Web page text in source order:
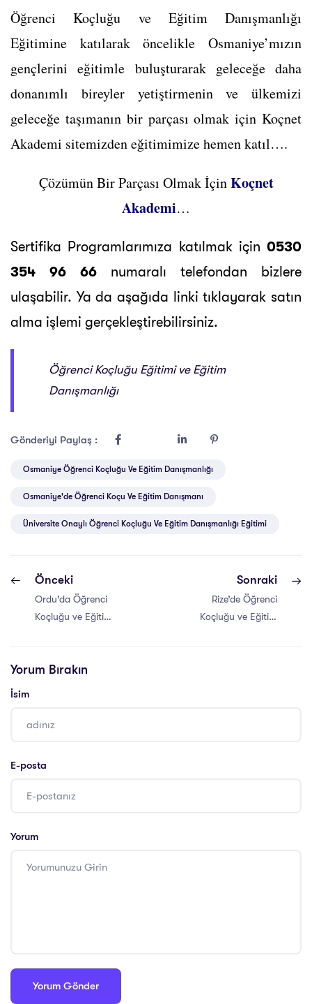
Öğrenci Koçluğu ve Eğitim Danışmanlığı
Eğitimine katılarak öncelikle Osmaniye’mızın
gençlerini eğitimle buluşturarak geleceğe daha
donanımlı bireyler yetiştirmenin ve ülkemizi
geleceğe taşımanın bir parçası olmak için Koçnet
Akademi sitemizden eğitimimize hemen katıl….
Çözümün Bir Parçası Olmak İçinKoçnet
Akademi…
Sertifika Programlarımıza katılmak için 0530
354 96 66 numaralı telefondan bizlere
ulaşabilir. Ya da aşağıda linki tıklayarak satın
alma işlemi gerçekleştirebilirsiniz.
Öğrenci Koçluğu Eğitimi ve Eğitim
Danışmanlığı
Gönderiyi Paylaş :
Osmaniye Öğrenci Koçluğu Ve Eğitim Danışmanlığı
Osmaniye'de Öğrenci Koçu Ve Eğitim Danışmanı
Üniversite Onaylı Öğrenci Koçluğu Ve Eğitim Danışmanlığı Eğitimi
Önceki
Ordu’da Öğrenci
Koçluğu ve Eğitim
Sonraki
Rize’de Öğrenci
Koçluğu ve Eğitim
Yorum Bırakın
İsim
E-posta
Yorum